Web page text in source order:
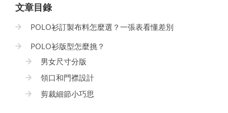
文章目錄
POLO衫訂製布料怎麼選？一張表看懂差別
POLO衫版型怎麼挑？
男女尺寸分版
領口和門襟設計
剪裁細節小巧思